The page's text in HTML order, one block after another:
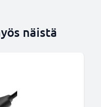
näistä